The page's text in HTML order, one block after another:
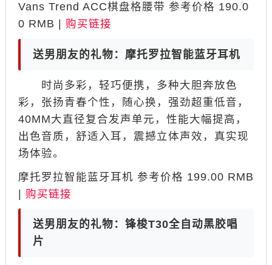
Vans Trend ACC棋盘格腰带 参考价格 190.0
0 RMB | 购买链接
送男朋友的礼物：摩托罗拉智能蓝牙耳机
时尚多彩，轻巧便携，多种大胆奔放色
彩，张扬青春个性，随心换，强劲超重低音，
40MM大直径复合发声单元，性能大幅提高，
出色音质，舒适入耳，震撼立体声效，真实现
场体验。
摩托罗拉智能蓝牙耳机 参考价格 199.00 RMB
| 购买链接
送男朋友的礼物：锋梭T30全自动黑胶唱
片